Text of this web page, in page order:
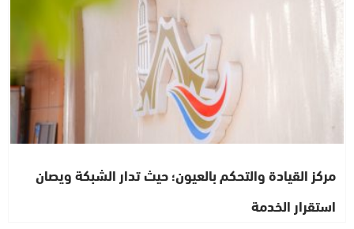
مركز القيادة والتحكم بالعيون؛ حيث تدار الشبكة ويصان
استقرار الخدمة